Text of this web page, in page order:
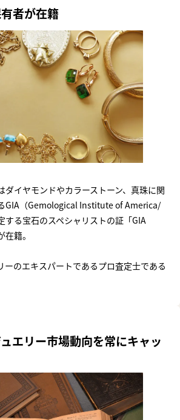
者が在籍
ダイヤモンドやカラーストーン、真珠に関
GIA（Gemological Institute of America/
する宝石のスペシャリストの証「GIA
籍。
ーのエキスパートであるプロ査定士である
エリー市場動向を常にキャッ